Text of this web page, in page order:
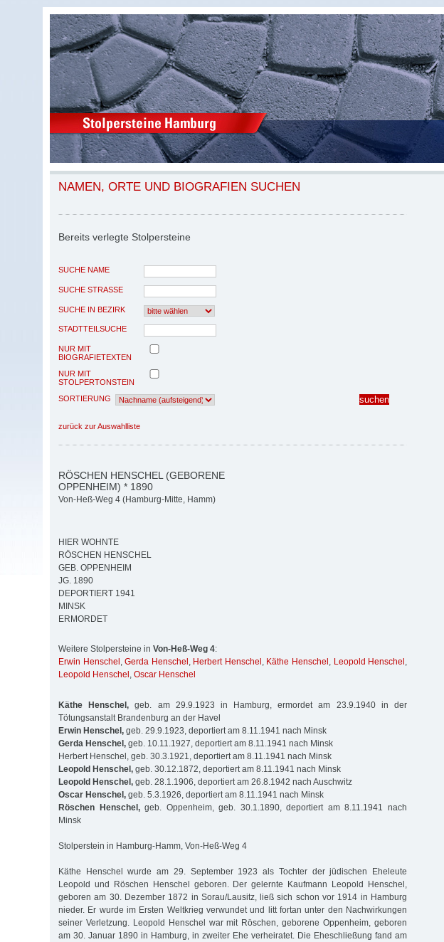
NAMEN, ORTE UND BIOGRAFIEN SUCHEN
Bereits verlegte Stolpersteine
SUCHE NAME
SUCHE STRASSE
SUCHE IN BEZIRK
STADTTEILSUCHE
NUR MIT
BIOGRAFIETEXTEN
NUR MIT
STOLPERTONSTEIN
SORTIERUNG
zurück zur Auswahlliste
RÖSCHEN HENSCHEL (GEBORENE
OPPENHEIM) * 1890
Von-Heß-Weg 4 (Hamburg-Mitte, Hamm)
HIER WOHNTE
RÖSCHEN HENSCHEL
GEB. OPPENHEIM
JG. 1890
DEPORTIERT 1941
MINSK
ERMORDET
Weitere Stolpersteine in Von-Heß-Weg 4:
Erwin Henschel ,Gerda Henschel , Herbert Henschel , Käthe Henschel , Leopold Henschel ,
Leopold Henschel , Oscar Henschel
Käthe Henschel, geb. am 29.9.1923 in Hamburg, ermordet am 23.9.1940 in der
Tötungsanstalt Brandenburg an der Havel
Erwin Henschel, geb. 29.9.1923, deportiert am 8.11.1941 nach Minsk
Gerda Henschel, geb. 10.11.1927, deportiert am 8.11.1941 nach Minsk
Herbert Henschel, geb. 30.3.1921, deportiert am 8.11.1941 nach Minsk
Leopold Henschel, geb. 30.12.1872, deportiert am 8.11.1941 nach Minsk
Leopold Henschel, geb. 28.1.1906, deportiert am 26.8.1942 nach Auschwitz
Oscar Henschel, geb. 5.3.1926, deportiert am 8.11.1941 nach Minsk
Röschen Henschel,geb. Oppenheim, geb. 30.1.1890, deportiert am 8.11.1941 nach
Minsk
Stolperstein in Hamburg-Hamm, Von-Heß-Weg 4
Käthe Henschel wurde am 29. September 1923 als Tochter der jüdischen Eheleute
Leopold und Röschen Henschel geboren. Der gelernte Kaufmann Leopold Henschel,
geboren am 30. Dezember 1872 in Sorau/Lausitz, ließ sich schon vor 1914 in Hamburg
nieder. Er wurde im Ersten Weltkrieg verwundet und litt fortan unter den Nachwirkungen
seiner Verletzung. Leopold Henschel war mit Röschen, geborene Oppenheim, geboren
am 30. Januar 1890 in Hamburg, in zweiter Ehe verheiratet. Die Eheschließung fand am